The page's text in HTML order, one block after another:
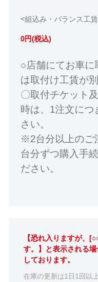
<組込み・バランス工
0円(税込)
○店舗にてお車に
は取付け工賃が
〇取付チケット
時は、1注文につ
さい。
※2台分以上のご
台分ずつ購入手
ださい。
【恐れ入りますが、
す。】と表示される
しております。
在庫の更新は1日1回以